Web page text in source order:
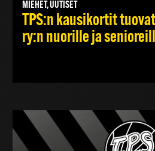
MIEHET, UUTISET
TPS:n kausikortit
ry:n nuorille ja